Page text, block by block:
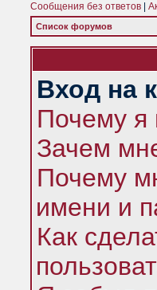
Сообщения без ответов
Список форумов
Вход на
Почему я
Зачем
Почему
имени и
Как